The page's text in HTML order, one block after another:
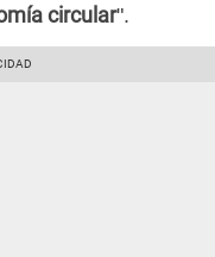
circular".